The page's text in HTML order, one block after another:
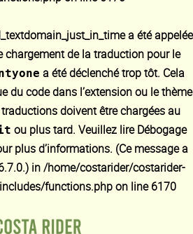
a été appelée
chargement de la traduction pour le
a été déclenché trop tôt. Cela
du code dans l’extension ou le thème
doivent être chargées au
ou plus tard. Veuillez lireDébogage
plus d’informations. (Ce message a
in/home/costarider/costarider-
functions.phpon line6170